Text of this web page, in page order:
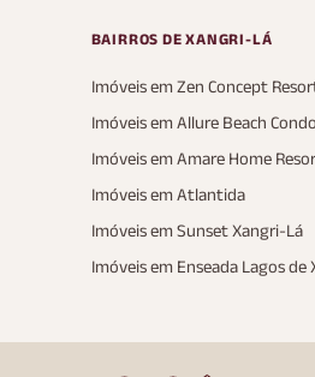
BAIRROS DE XANGRI-LÁ
Imóveis em Zen Concept
Imóveis em Allure Beach Condo
Imóveis em Amare Home
Imóveis em Atlantida
Imóveis em Sunset Xangri-Lá
Imóveis em Enseada Lagos